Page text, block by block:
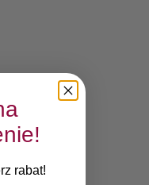
rabat!